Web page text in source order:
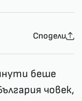
Сподели
беше
човек,